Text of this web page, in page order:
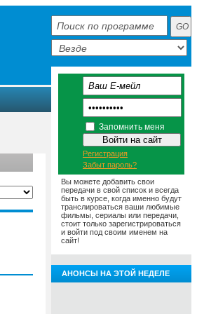
Запомнить меня
Регистрация
Забыт пароль?
Вы можете добавить свои
передачи в свой список и всегда
быть в курсе, когда именно будут
транслироваться ваши любимые
фильмы, сериалы или передачи,
стоит только зарегистрироваться
и войти под своим именем на
сайт!
АНОНСЫ НА ЭТОЙ НЕДЕЛЕ